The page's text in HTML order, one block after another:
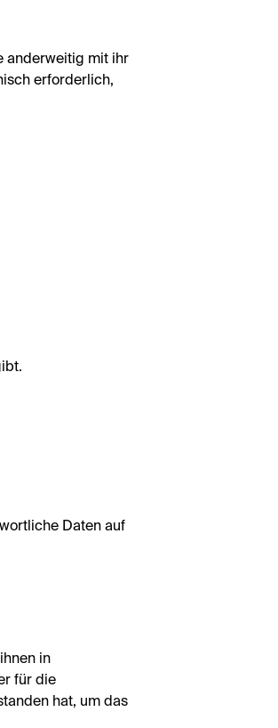
anderweitig mit ihr
erforderlich,
Daten auf
in
für die
hat, um das